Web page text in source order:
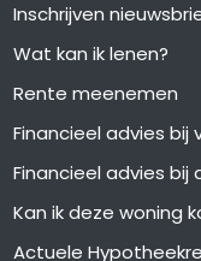
Inschrijven
Wat kan ik lenen?
Rente meenemen
Financieel advies bij
Financieel advies bij
Kan ik deze woning
Actuele